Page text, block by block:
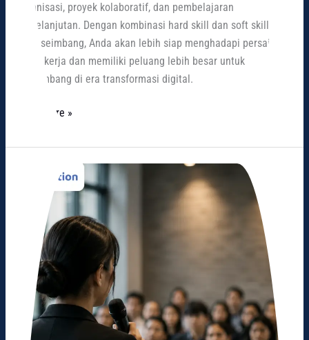
organisasi, proyek kolaboratif, dan pembelajaran
berkelanjutan. Dengan kombinasi hard skill dan soft skill
yang seimbang, Anda akan lebih siap menghadapi persaingan
dunia kerja dan memiliki peluang lebih besar untuk
berkembang di era transformasi digital.
Read More »
Membangun
Personal
Branding
Membuat
Recruiter
Lebih
Percaya